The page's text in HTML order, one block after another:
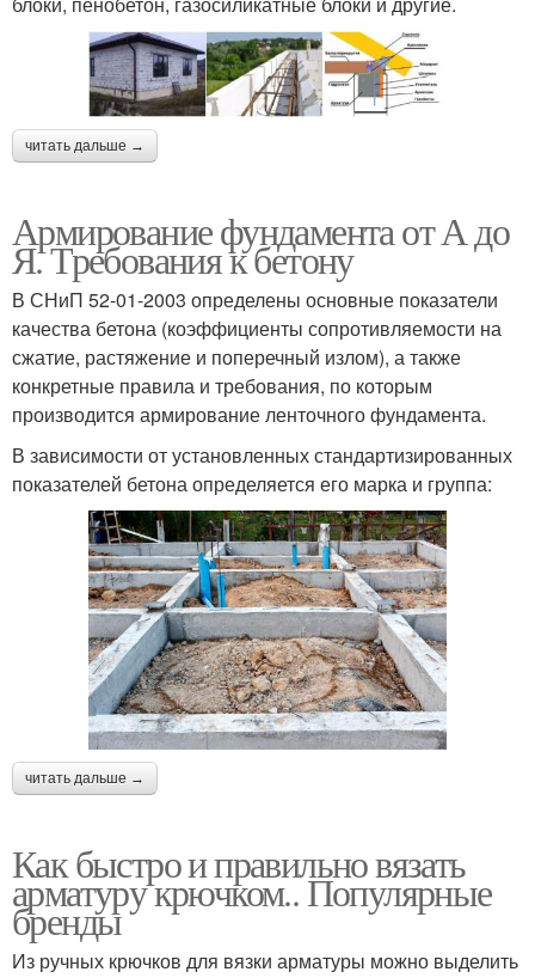
читать дальше →
Армирование фундамента от А до
Я. Требования к бетону
В СНиП 52-01-2003 определены основные показатели
качества бетона (коэффициенты сопротивляемости на
сжатие, растяжение и поперечный излом), а также
конкретные правила и требования, по которым
производится армирование ленточного фундамента.
В зависимости от установленных стандартизированных
показателей бетона определяется его марка и группа:
читать дальше →
Как быстро и правильно вязать
арматуру крючком.. Популярные
бренды
Из ручных крючков для вязки арматуры можно выделить